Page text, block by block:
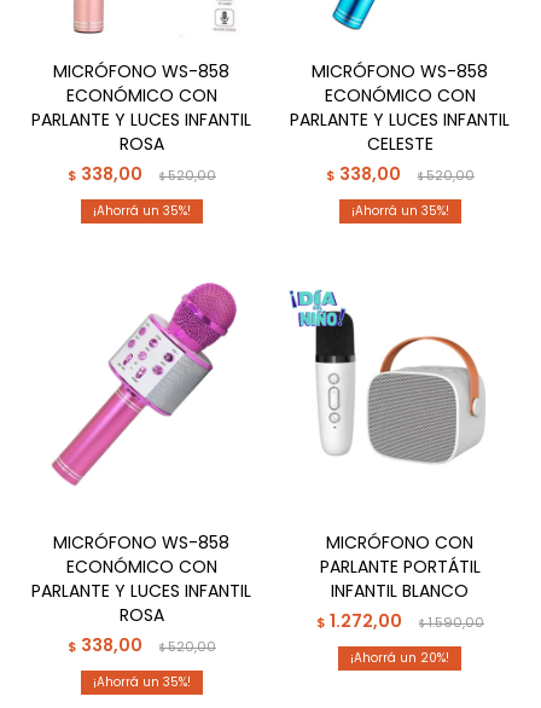
MICRÓFONO WS-858
ECONÓMICO CON
PARLANTE Y LUCES INFANTIL
ROSA
$ 338,00 $520,00
35
MICRÓFONO WS-858
ECONÓMICO CON
PARLANTE Y LUCES INFANTIL
CELESTE
$ 338,00 $520,00
35
MICRÓFONO WS-858
ECONÓMICO CON
PARLANTE Y LUCES INFANTIL
ROSA
$ 338,00 $520,00
35
MICRÓFONO CON
PARLANTE PORTÁTIL
INFANTIL BLANCO
$ 1.272,00 $1.590,00
20